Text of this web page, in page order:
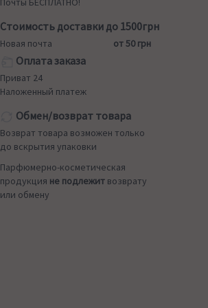
Стоимость доставки до 1500грн
Новая почта от 50 грн
Оплата заказа
Приват 24
Наложенный платеж
Обмен/возврат товара
Возврат товара возможен только
до вскрытия упаковки
Парфюмерно-косметическая
продукция не подлежит возврату
или обмену